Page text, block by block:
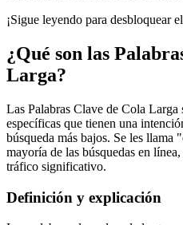
¡Sigue leyendo para desbloquear
¿Qué son las
Larga?
Las Palabras Clave de Cola Larga
específicas que tienen una
búsqueda más bajos. Se les
mayoría de las búsquedas en
tráfico significativo.
Definición y explicación